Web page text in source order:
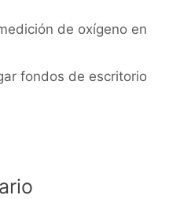
de oxígeno en
fondos de escritorio